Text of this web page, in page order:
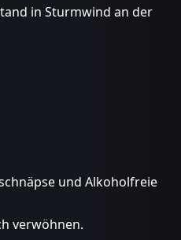
in Sturmwind an der
und Alkoholfreie
verwöhnen.